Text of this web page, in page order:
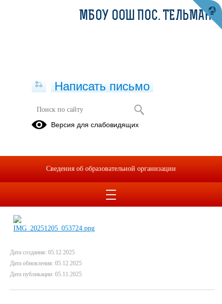
Практическая работа по химии
05.11.2025г на занятии ВД по химии в 5 классе была проведена
практическая работа, где учащиеся убедились в том, что самые
Дата создания: 05.12.2025
Дата обновления: 05.12.2025
Дата публикации: 05.11.2025
МБОУ ООШ ПОС. ТЕЛЬМАНА
Написать письмо
Версия для слабовидящих
Сведения об образовательной организации